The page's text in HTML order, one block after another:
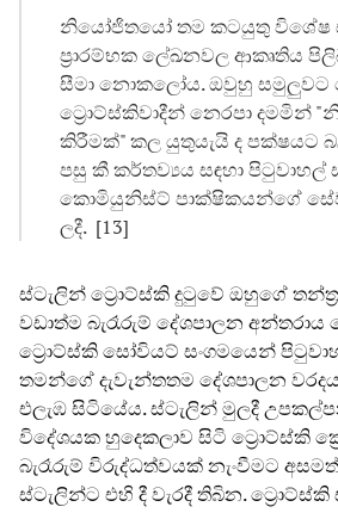
නියෝජිතයෝ තම කටයුතු විශේෂ
ප්‍රාරම්භක ලේඛනවල ආකෘතිය
සීමා නොකලෝය. ඔවුහු සමුලුවට
ට්‍රොට්ස්කිවාදීන් නෙරපා දමමින්
කිරීමක්" කල යුතුයැයි ද පක්ෂයට
පසු කී කර්තව්‍යය සඳහා
කොමියුනිස්ට් පාක්ෂිකයන්ගේ
ලදී. [13]
ස්ටැලින් ට්‍රොට්ස්කි දුටුවේ ඔහුගේ
වඩාත්ම බැරෑරුම් දේශපාලන අන්තරාය
ට්‍රොට්ස්කි සෝවියට් සංගමයෙන්
තමන්ගේ දැවැන්තතම දේශපාලන
එලැඹ සිටියේය. ස්ටැලින් මුලදී
විදේශයක හුදෙකලාව සිටි ට්‍රොට්ස්කි
බැරෑරුම් විරුද්ධත්වයක් නැංවීමට
ස්ටැලින්ට එහි දී වැරදී තිබින.